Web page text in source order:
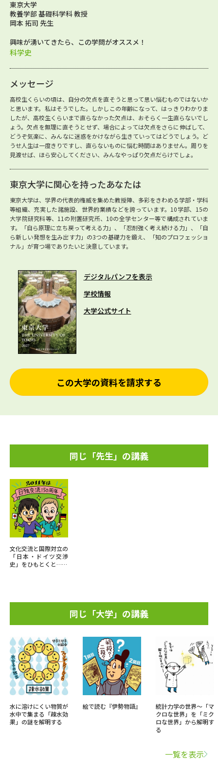
東京大学
教養学部 基礎科学科 教授
岡本 拓司 先生
興味が湧いてきたら、この学問がオススメ！
科学史
メッセージ
高校生くらいの頃は、自分の欠点を直そうと思って思い悩むものではないか
と思います。私はそうでした。しかしこの年齢になって、はっきりわかりま
したが、高校生くらいまで直らなかった欠点は、おそらく一生直らないでし
ょう。欠点を無理に直そうとせず、場合によっては欠点をさらに伸ばして、
どうぞ気楽に、みんなに迷惑をかけながら生きていってはどうでしょう。ど
うせ人生は一度きりですし、直らないものに悩む時間はありません。周りを
見渡せば、ほら安心してください、みんなやっぱり欠点だらけでしょ。
東京大学に関心を持ったあなたは
東京大学は、学界の代表的権威を集めた教授陣、多彩をきわめる学部・学科
等組織、充実した諸施設、世界的業績などを誇っています。10学部、15の
大学院研究科等、11の附置研究所、10の全学センター等で構成されていま
す。「自ら原理に立ち戻って考える力」、「忍耐強く考え続ける力」、「自
ら新しい発想を生み出す力」の3つの基礎力を鍛え、「知のプロフェッショ
ナル」が育つ場でありたいと決意しています。
デジタルパンフを表示
学校情報
大学公式サイト
この大学の資料を請求する
同じ「先生」の講義
文化交流と国際対立の
「日本・ドイツ交渉
史」をひもとくと……
同じ「大学」の講義
水に溶けにくい物質が
水中で集まる「疎水効
果」の謎を解明する
絵で読む『伊勢物語』
統計力学の世界～「マ
クロな世界」を「ミク
ロな世界」から解明す
る
一覧を表示